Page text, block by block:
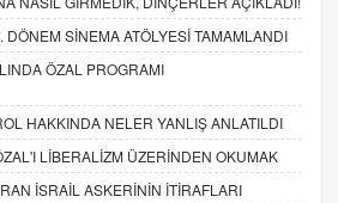
DÖNEM SİNEMA ATÖLYESİ TAMAMLANDI
ÖZAL PROGRAMI
HAKKINDA NELER YANLIŞ ANLATILDI
LİBERALİZM ÜZERİNDEN OKUMAK
İSRAİL ASKERİNİN İTİRAFLARI